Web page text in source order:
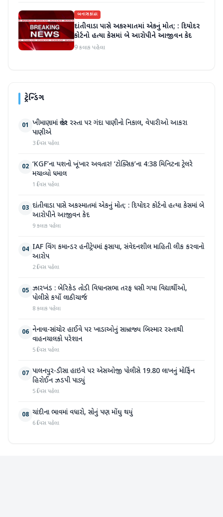
બનાસકાંઠા
દાંતીવાડા પાસે અકસ્માતમાં એકનું મોત; : દિયોદર
કોર્ટનો હત્યા કેસમાં બે આરોપીને આજીવન કેદ
9 કલાક પહેલા
ટ્રેન્ડિંગ
01 ખીમાણામાં જાહેર રસ્તા પર ગંદા પાણીનો નિકાલ, વેપારીઓ આકરા
પાણીએ
3 દિવસ પહેલા
02 ‘KGF’ના યશનો ખૂંખાર અવતાર! ‘ટોક્સિક’ના 4:38 મિનિટના ટ્રેલરે
મચાવ્યો ધમાલ
1 દિવસ પહેલા
03 દાંતીવાડા પાસે અકસ્માતમાં એકનું મોત; : દિયોદર કોર્ટનો હત્યા કેસમાં બે
આરોપીને આજીવન કેદ
9 કલાક પહેલા
04 IAF વિંગ કમાન્ડર હનીટ્રેપમાં ફસાયા, સંવેદનશીલ માહિતી લીક કરવાનો
આરોપ
2 દિવસ પહેલા
05 ઝારખંડ : બેરિકેડ તોડી વિધાનસભા તરફ ધસી ગયા વિદ્યાર્થીઓ,
પોલીસે કર્યો લાઠીચાર્જ
8 કલાક પહેલા
06 નેનાવા-સાંચોર હાઈવે પર ખાડાઓનું સામ્રાજ્ય બિસ્માર રસ્તાથી
વાહનચાલકો પરેશાન
5 દિવસ પહેલા
07 પાલનપુર-ડીસા હાઇવે પર એસઓજી પોલીસે 19.80 લાખનું મોર્ફિન
હિરોઈન ઝડપી પાડ્યું
5 દિવસ પહેલા
08 ચાંદીના ભાવમાં વધારો, સોનું પણ મોંઘુ થયું
6 દિવસ પહેલા